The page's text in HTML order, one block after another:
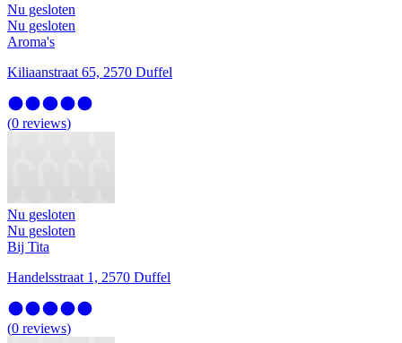
Nu gesloten
Nu gesloten
Aroma's
Kiliaanstraat 65, 2570 Duffel
(0 reviews)
Nu gesloten
Nu gesloten
Bij Tita
Handelsstraat 1, 2570 Duffel
(0 reviews)